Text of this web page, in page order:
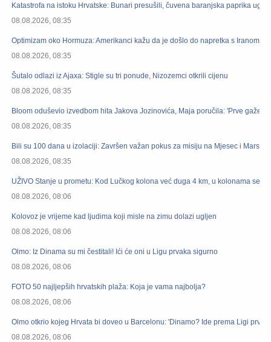
Katastrofa na istoku Hrvatske: Bunari presušili, čuvena baranjska paprika
08.08.2026, 08:35
Optimizam oko Hormuza: Amerikanci kažu da je došlo do napretka s Iranom
08.08.2026, 08:35
Šutalo odlazi iz Ajaxa: Stigle su tri ponude, Nizozemci otkrili cijenu
08.08.2026, 08:35
Bloom oduševio izvedbom hita Jakova Jozinovića, Maja poručila: 'Prve gaže
08.08.2026, 08:35
Bili su 100 dana u izolaciji: Završen važan pokus za misiju na Mjesec i Mars
08.08.2026, 08:35
UŽIVO Stanje u prometu: Kod Lučkog kolona već duga 4 km, u kolonama se
08.08.2026, 08:06
Kolovoz je vrijeme kad ljudima koji misle na zimu dolazi ugljen
08.08.2026, 08:06
Olmo: Iz Dinama su mi čestitali! Ići će oni u Ligu prvaka sigurno
08.08.2026, 08:06
FOTO 50 najljepših hrvatskih plaža: Koja je vama najbolja?
08.08.2026, 08:06
Olmo otkrio kojeg Hrvata bi doveo u Barcelonu: 'Dinamo? Ide prema Ligi
08.08.2026, 08:06